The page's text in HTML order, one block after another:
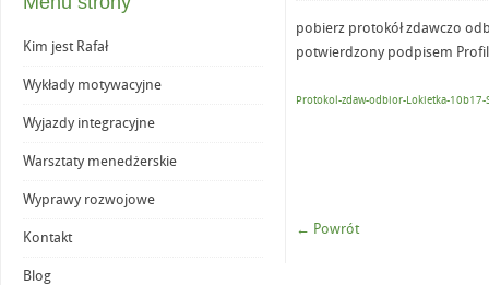
Kim jest Rafał
Wykłady motywacyjne
Wyjazdy integracyjne
Warsztaty menedżerskie
Wyprawy rozwojowe
Kontakt
Blog
pobierz protokół zdawczo
potwierdzony podpisem
Protokol-zdaw-odbior-Lokietka-10b17-
← Powrót